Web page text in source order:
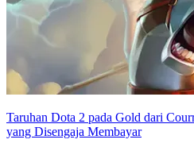
Taruhan Dota 2 pada Gold dari
yang Disengaja Membayar